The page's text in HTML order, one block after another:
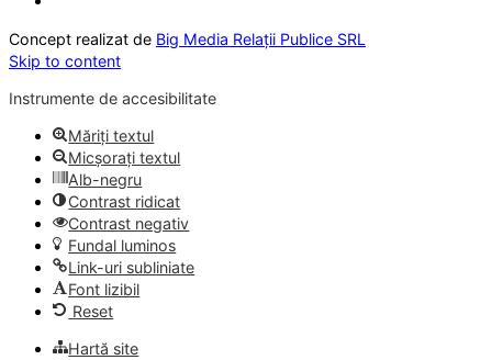
Concept realizat de Big Media Relații Publice SRL
Skip to content
Instrumente de accesibilitate
Măriți textul
Micșorați textul
Alb-negru
Contrast ridicat
Contrast negativ
Fundal luminos
Link-uri subliniate
Font lizibil
Reset
Hartă site